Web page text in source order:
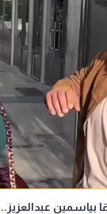
بياسمين